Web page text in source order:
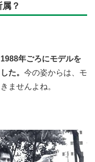
？
年ごろにモデルを
た。 今の姿からは、モ
ませんよね。